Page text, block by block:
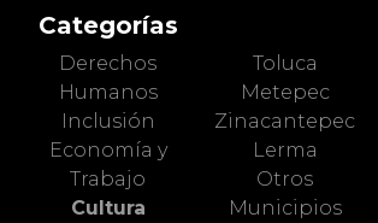
Categorías
Derechos
Humanos
Inclusión
Economía y
Trabajo
Cultura
Toluca
Metepec
Zinacantepec
Lerma
Otros
Municipios